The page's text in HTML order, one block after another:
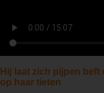
Hij laat zich pijpen
op haar tieten